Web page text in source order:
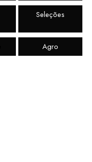
Seleções
Agro